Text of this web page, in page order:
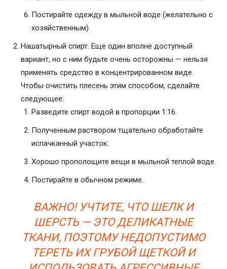
Постирайте одежду в мыльной воде (желательно с
хозяйственным).
Нашатырный спирт. Еще один вполне доступный
вариант, но с ним будьте очень осторожны — нельзя
применять средство в концентрированном виде.
Чтобы очистить плесень этим способом, сделайте
следующее:
Разведите спирт водой в пропорции 1:16.
Полученным раствором тщательно обработайте
испачканный участок.
Хорошо прополощите вещи в мыльной теплой воде.
Постирайте в обычном режиме.
ВАЖНО! УЧТИТЕ, ЧТО ШЕЛК И
ШЕРСТЬ — ЭТО ДЕЛИКАТНЫЕ
ТКАНИ, ПОЭТОМУ НЕДОПУСТИМО
ТЕРЕТЬ ИХ ГРУБОЙ ЩЕТКОЙ И